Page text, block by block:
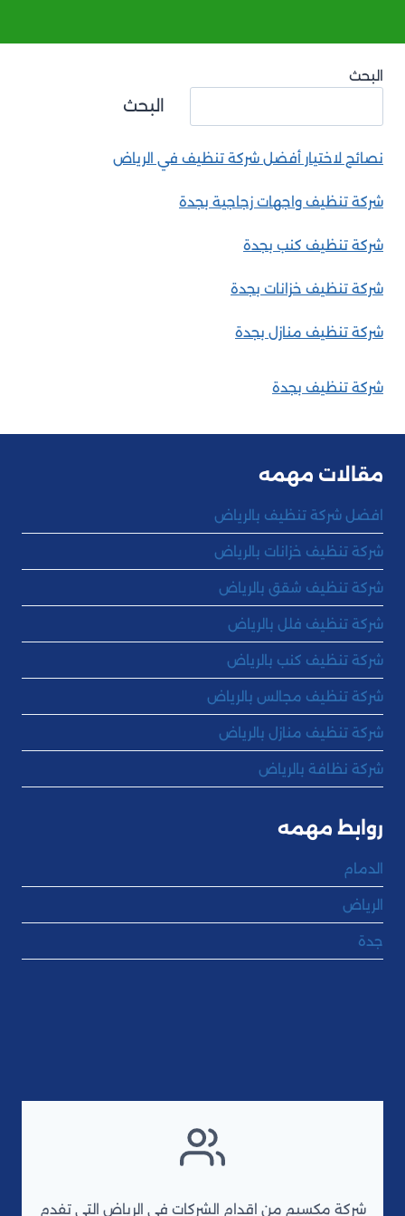
البحث
البحث
نصائح لاختيار أفضل شركة تنظيف في الرياض
شركة تنظيف واجهات زجاجية بجدة
شركة تنظيف كنب بجدة
شركة تنظيف خزانات بجدة
شركة تنظيف منازل بجدة
شركة تنظيف بجدة
مقالات مهمه
افضل شركة تنظيف بالرياض
شركة تنظيف خزانات بالرياض
شركة تنظيف شقق بالرياض
شركة تنظيف فلل بالرياض
شركة تنظيف كنب بالرياض
شركة تنظيف مجالس بالرياض
شركة تنظيف منازل بالرياض
شركة نظافة بالرياض
روابط مهمه
الدمام
الرياض
جدة
شركة مكسيم من اقدام الشركات فى الرياض التى تفدم